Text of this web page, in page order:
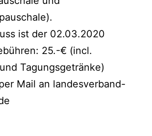
ist der 02.03.2020
25.-€ (incl.
Tagungsgetränke)
Mail an landesverband-